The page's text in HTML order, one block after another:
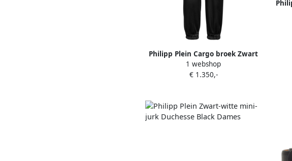
Philipp Plein Cargo broek Zwart
1 webshop
€ 1.350,-